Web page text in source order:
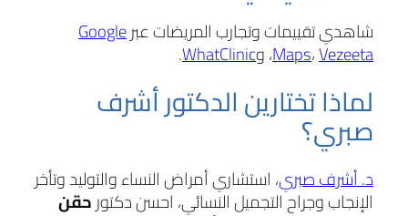
شاهدي تقييمات وتجارب المريضات عبرGoogle
Maps،Vezeeta ، وWhatClinic
.
لماذا تختارين الدكتور أشرف
صبري؟
د. أشرف صبري، استشاري أمراض النساء والتوليد وتأخر
الإنجاب وجراح التجميل النسائي، احسن دكتورحقن